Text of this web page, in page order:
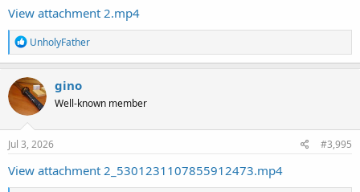
View attachment 2.mp4
R
e
a
c
t
i
o
n
s
UnholyFather
gino
Well-known member
Jul 3, 2026 #3,995
View attachment 2_5301231107855912473.mp4